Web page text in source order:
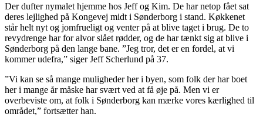
Der dufter nymalet hjemme hos Jeff og Kim. De har netop fået sat
deres lejlighed på Kongevej midt i Sønderborg i stand. Køkkenet
står helt nyt og jomfrueligt og venter på at blive taget i brug. De to
revydrenge har for alvor slået rødder, og de har tænkt sig at blive i
Sønderborg på den lange bane. ”Jeg tror, det er en fordel, at vi
kommer udefra,” siger Jeff Scherlund på 37.
”Vi kan se så mange muligheder her i byen, som folk der har boet
her i mange år måske har svært ved at få øje på. Men vi er
overbeviste om, at folk i Sønderborg kan mærke vores kærlighed til
området,” fortsætter han.